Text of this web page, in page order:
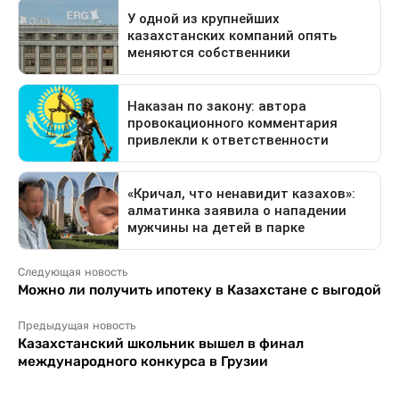
Следующая новость
Можно ли получить ипотеку в Казахстане с выгодой
Предыдущая новость
Казахстанский школьник вышел в финал
международного конкурса в Грузии